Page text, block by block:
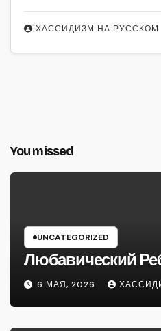
ХАССИДИЗМ НА РУССКОМ
You missed
UNCATEGORIZED
Любавический
6 МАЯ, 2026